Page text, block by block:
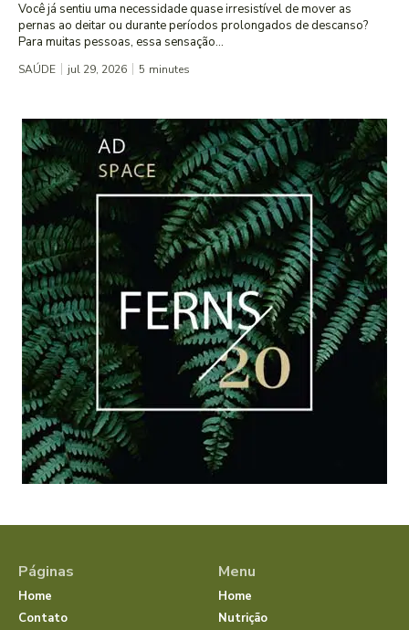
Você já sentiu uma necessidade quase irresistível de mover as
pernas ao deitar ou durante períodos prolongados de descanso?
Para muitas pessoas, essa sensação...
SAÚDE jul 29, 2026 5 minutes
Páginas
Home
Contato
Menu
Home
Nutrição